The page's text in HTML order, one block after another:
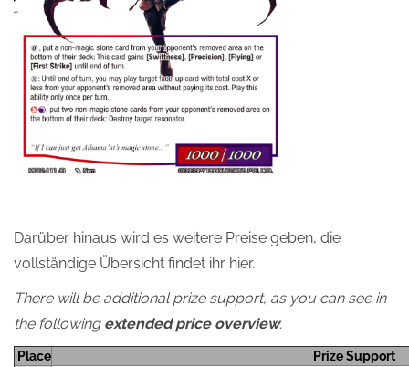
Darüber hinaus wird es weitere Preise geben, die
vollständige Übersicht findet ihr hier.
There will be additional prize support, as you can see in
the following extended price overview.
Place Prize Support